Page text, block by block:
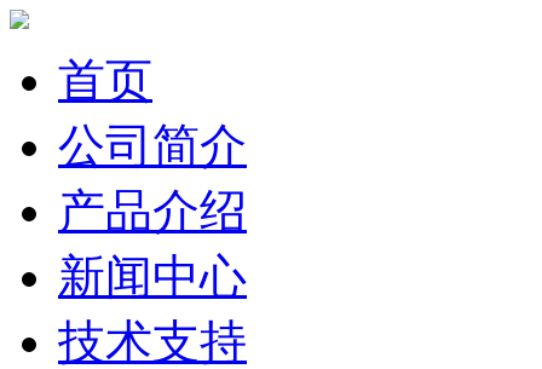
首页
公司简介
产品介绍
新闻中心
技术支持